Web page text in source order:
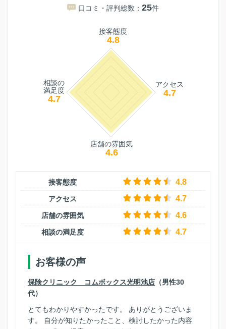
口コミ・評判総数：25件
接客態度
4.8
アクセス
4.7
店舗の雰囲気
4.6
相談の
満足度
4.7
接客態度 4.8
アクセス 4.7
店舗の雰囲気 4.6
相談の満足度 4.7
お客様の声
保険クリニック コムボックス光明池店 （男性30
代）
とてもわかりやすかったです。 ありがとうございま
す。 自分が知りたかったこと、検討したかった内容